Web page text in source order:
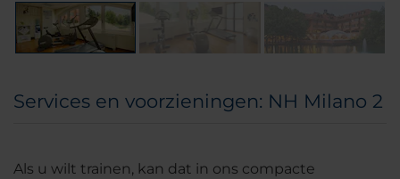
Services en voorzieningen: NH Milano 2
Als u wilt trainen, kan dat in ons compacte